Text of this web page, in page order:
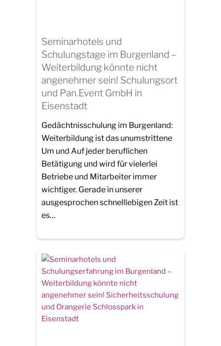
Seminarhotels und
Schulungstage im Burgenland –
Weiterbildung könnte nicht
angenehmer sein! Schulungsort
und Pan.Event GmbH in
Eisenstadt
Gedächtnisschulung im Burgenland:
Weiterbildung ist das unumstrittene
Um und Auf jeder beruflichen
Betätigung und wird für vielerlei
Betriebe und Mitarbeiter immer
wichtiger. Gerade in unserer
ausgesprochen schnelllebigen Zeit ist
es…